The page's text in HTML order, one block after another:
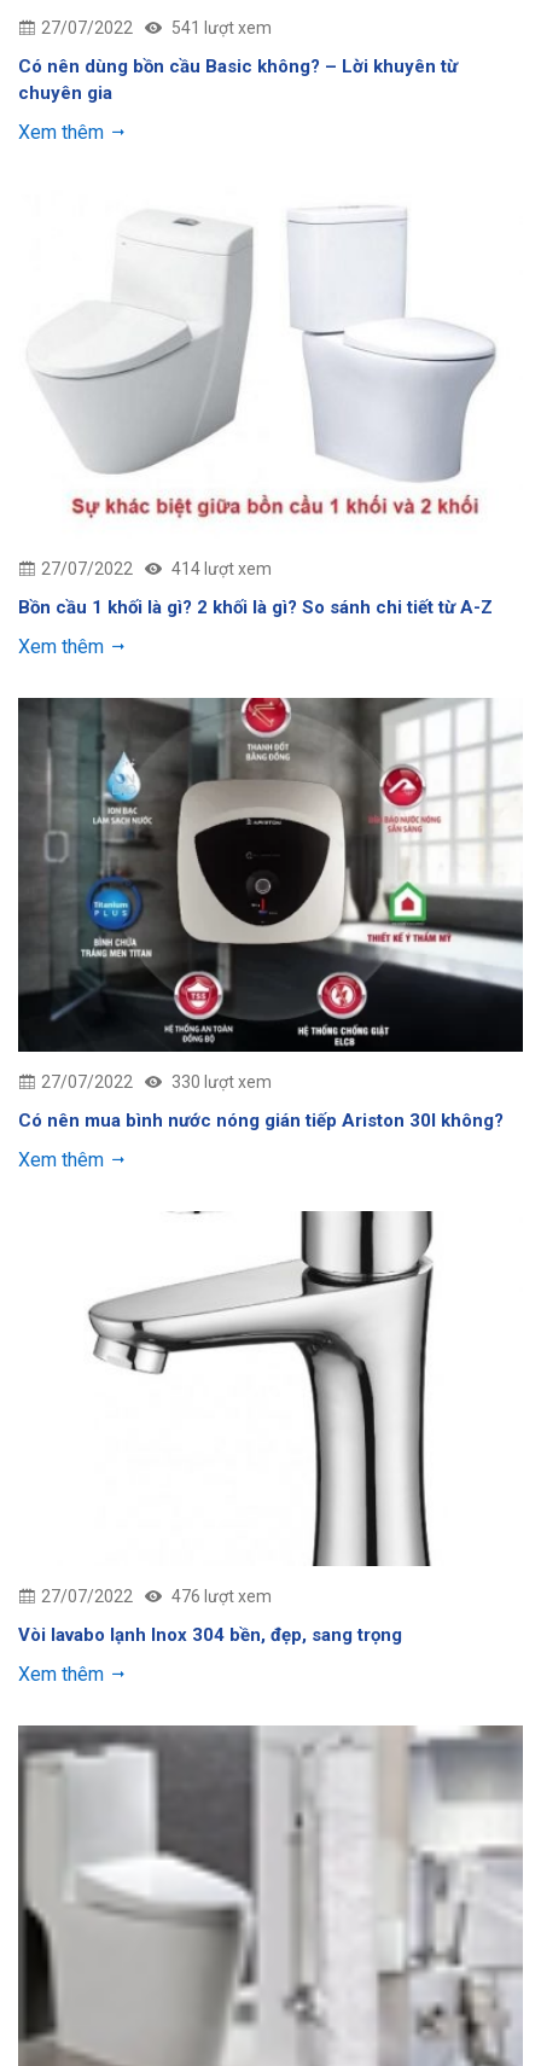
27/07/2022 541 lượt xem
Có nên dùng bồn cầu Basic không? – Lời khuyên từ
chuyên gia
Xem thêm
27/07/2022 414 lượt xem
Bồn cầu 1 khối là gì? 2 khối là gì? So sánh chi tiết từ A-Z
Xem thêm
27/07/2022 330 lượt xem
Có nên mua bình nước nóng gián tiếp Ariston 30l không?
Xem thêm
27/07/2022 476 lượt xem
Vòi lavabo lạnh Inox 304 bền, đẹp, sang trọng
Xem thêm